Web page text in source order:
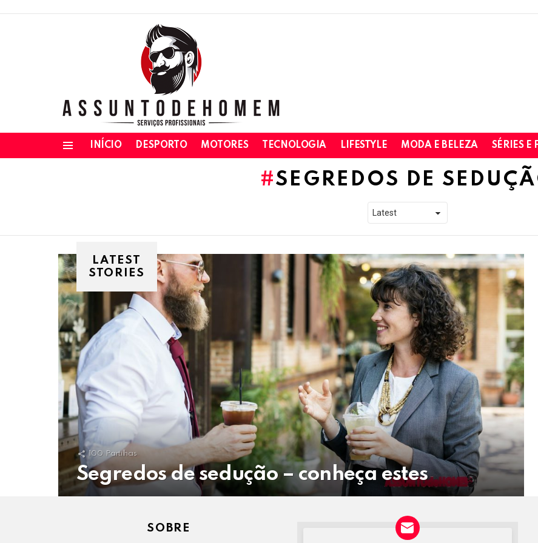
INÍCIO DESPORTO MOTORES TECNOLOGIA LIFESTYLE MODA E BELEZA SÉRIES E
SEGREDOS DE
LATEST
STORIES
100 Partilhas
Segredos de sedução – conheça estes
SOBRE